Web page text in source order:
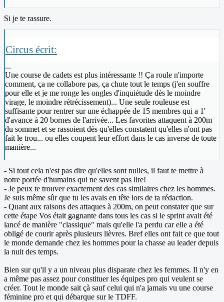
Si je te rassure.
Circus écrit:
...
Une course de cadets est plus intéressante !! Ça roule n'importe
comment, ça ne collabore pas, ça chute tout le temps (j'en souffre
pour elle et je me ronge les ongles d'inquiétude dès le moindre
virage, le moindre rétrécissement)... Une seule rouleuse est
suffisante pour rentrer sur une échappée de 15 membres qui a 1'
d'avance à 20 bornes de l'arrivée... Les favorites attaquent à 200m
du sommet et se rassoient dès qu'elles constatent qu'elles n'ont pas
fait le trou... ou elles coupent leur effort dans le cas inverse de toute
manière...
- Si tout cela n'est pas dire qu'elles sont nulles, il faut te mettre à
notre portée d'humains qui ne savent pas lire!
- Je peux te trouver exactement des cas similaires chez les hommes.
Je suis même sûr que tu les avais en tête lors de ta rédaction.
- Quant aux raisons des attaques à 200m, on peut constater que sur
cette étape Vos était gagnante dans tous les cas si le sprint avait été
lancé de manière "classique" mais qu'elle l'a perdu car elle a été
obligé de courir après plusieurs lièvres. Bref elles ont fait ce que tout
le monde demande chez les hommes pour la chasse au leader depuis
la nuit des temps.
Bien sur qu'il y a un niveau plus disparate chez les femmes. Il n'y en
a même pas assez pour constituer les équipes pro qui veulent se
créer. Tout le monde sait çà sauf celui qui n'a jamais vu une course
féminine pro et qui débarque sur le TDFF.